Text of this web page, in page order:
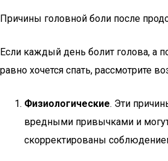
Причины головной боли после
Если каждый день болит голова, а
равно хочется спать, рассмотрите
Физиологические. Эти
вредными привычками и
скорректированы